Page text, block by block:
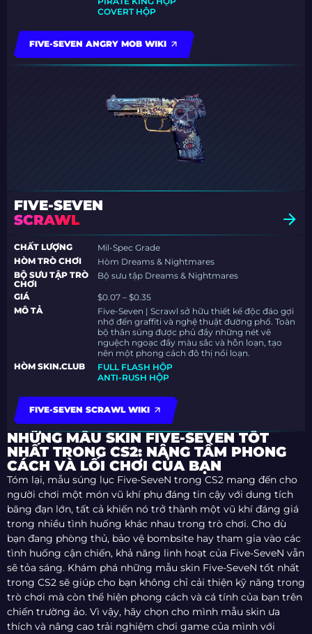
COVERT HỘP
FIVE-SEVEN ANGRY MOB WIKI
FIVE-SEVEN
SCRAWL
CHẤT LƯỢNG
Mil-Spec Grade
HÒM TRÒ CHƠI
Hòm Dreams & Nightmares
BỘ SƯU TẬP TRÒ
CHƠI
Bộ sưu tập Dreams & Nightmares
GIÁ
$0.07 – $0.35
MÔ TẢ
Five-Seven | Scrawl sở hữu thiết kế độc đáo gợi
nhớ đến graffiti và nghệ thuật đường phố. Toàn
bộ thân súng được phủ đầy những nét vẽ
nguệch ngoạc đầy màu sắc và hỗn loạn, tạo
nên một phong cách đô thị nổi loạn.
HÒM SKIN.CLUB
FULL FLASH HỘP
ANTI-RUSH HỘP
FIVE-SEVEN SCRAWL WIKI
NHỮNG MẪU SKIN FIVE-SEVEN TỐT
NHẤT TRONG CS2: NÂNG TẦM PHONG
CÁCH VÀ LỐI CHƠI CỦA BẠN
Tóm lại, mẫu súng lục Five-SeveN trong CS2 mang đến cho
người chơi một món vũ khí phụ đáng tin cậy với dung tích
băng đạn lớn, tất cả khiến nó trở thành một vũ khí đáng giá
trong nhiều tình huống khác nhau trong trò chơi. Cho dù
bạn đang phòng thủ, bảo vệ bombsite hay tham gia vào các
tình huống cận chiến, khả năng linh hoạt của Five-SeveN vẫn
sẽ tỏa sáng. Khám phá những mẫu skin Five-SeveN tốt nhất
trong CS2 sẽ giúp cho bạn không chỉ cải thiện kỹ năng trong
trò chơi mà còn thể hiện phong cách và cá tính của bạn trên
chiến trường ảo. Vì vậy, hãy chọn cho mình mẫu skin ưa
thích và nâng cao trải nghiệm chơi game của mình với